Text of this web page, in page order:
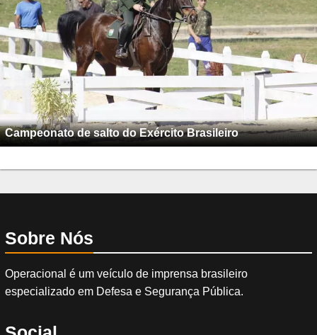
Campeonato de salto do Exército Brasileiro
Sobre Nós
Operacional é um veículo de imprensa brasileiro
especializado em Defesa e Segurança Pública.